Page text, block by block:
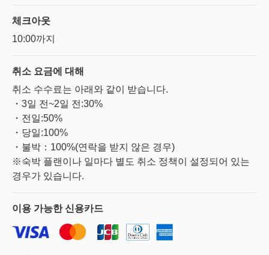
체크아웃
10:00까지
취소 요금에 대해
취소 수수료는 아래와 같이 받습니다.
・3일 전~2일 전:30%
・전일:50%
・당일:100%
・불박：100%(연락을 받지 않은 경우)
※숙박 플랜이나 일마다 별도 취소 정책이 설정되어 있는
경우가 있습니다.
이용 가능한신용카드